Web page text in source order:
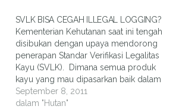
SVLK BISA CEGAH ILLEGAL LOGGING?
Kementerian Kehutanan saat ini tengah
disibukan dengan upaya mendorong
penerapan Standar Verifikasi Legalitas
Kayu (SVLK). Dimana semua produk
kayu yang mau dipasarkan baik dalam
maupun luar negeri harus dilengkapi
dengan dokumen SVLK. Kebijakan
September 8, 2011
dalam "Hutan"